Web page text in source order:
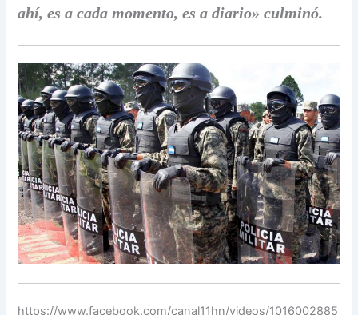
ahí, es a cada momento, es a diario» culminó.
https://www.facebook.com/canal11hn/videos/1016002885